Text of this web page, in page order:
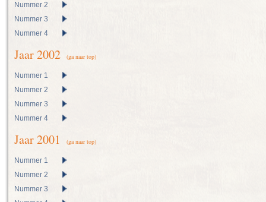
Nummer 2
Nummer 3
Nummer 4
Jaar 2002 (ga naar top)
Nummer 1
Nummer 2
Nummer 3
Nummer 4
Jaar 2001 (ga naar top)
Nummer 1
Nummer 2
Nummer 3